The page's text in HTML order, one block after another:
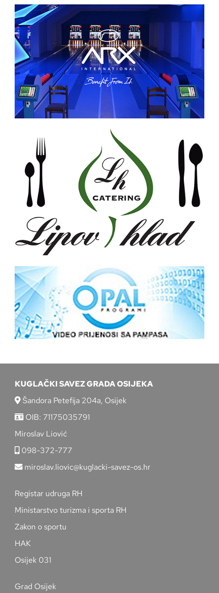
KUGLAČKI SAVEZ GRADA OSIJEKA
Šandora Petefija 204a, Osijek
OIB: 71175035791
Miroslav Liović
098-372-777
miroslav.liovic@kuglacki-savez-os.hr
Registar udruga RH
Ministarstvo turizma i sporta RH
Zakon o sportu
HAK
Osijek 031
Grad Osijek